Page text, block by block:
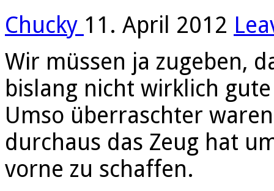
Chucky 11. April 2012
Wir müssen ja zugeben,
bislang nicht wirklich
Umso überraschter
durchaus das Zeug hat
vorne zu schaffen.